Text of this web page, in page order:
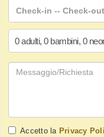
0 adulti, 0 bambini, 0
Accetto la Privacy